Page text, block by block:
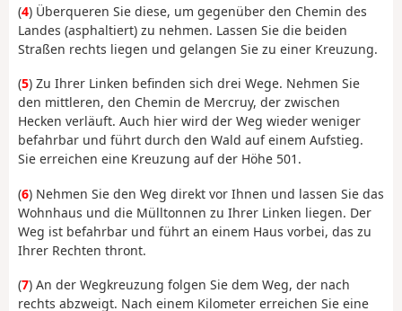
(4) Überqueren Sie diese, um gegenüber den Chemin des
Landes (asphaltiert) zu nehmen. Lassen Sie die beiden
Straßen rechts liegen und gelangen Sie zu einer Kreuzung.
(5) Zu Ihrer Linken befinden sich drei Wege. Nehmen Sie
den mittleren, den Chemin de Mercruy, der zwischen
Hecken verläuft. Auch hier wird der Weg wieder weniger
befahrbar und führt durch den Wald auf einem Aufstieg.
Sie erreichen eine Kreuzung auf der Höhe 501.
(6) Nehmen Sie den Weg direkt vor Ihnen und lassen Sie das
Wohnhaus und die Mülltonnen zu Ihrer Linken liegen. Der
Weg ist befahrbar und führt an einem Haus vorbei, das zu
Ihrer Rechten thront.
(7) An der Wegkreuzung folgen Sie dem Weg, der nach
rechts abzweigt. Nach einem Kilometer erreichen Sie eine